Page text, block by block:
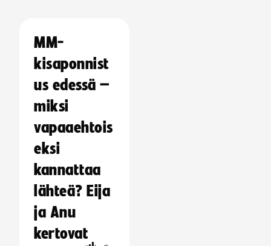
MM-
kisaponnist
us edessä –
miksi
vapaaehtois
eksi
kannattaa
lähteä? Eija
ja Anu
kertovat